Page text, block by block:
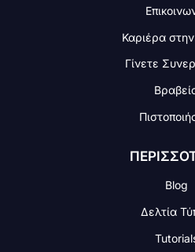
Καριέρα
Γίνετε
Blog
Δελτία